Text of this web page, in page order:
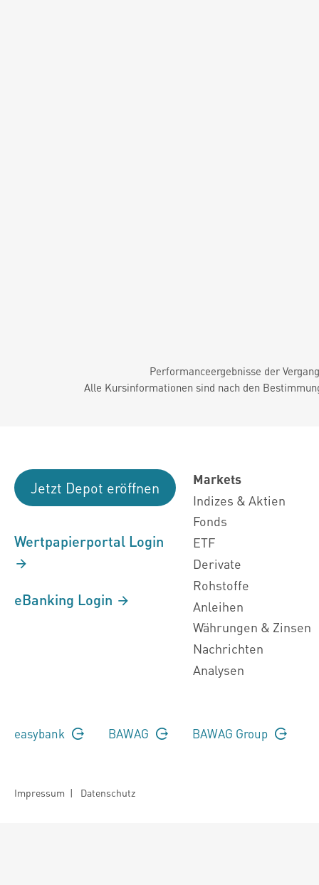
Performanceergebnisse der
Alle Kursinformationen sind nach den
Jetzt Depot eröffnen
Wertpapierportal Login
eBanking Login
Markets
Indizes & Aktien
Fonds
ETF
Derivate
Rohstoffe
Anleihen
Währungen & Zinsen
Nachrichten
Analysen
easybank BAWAG BAWAG Group
Impressum | Datenschutz